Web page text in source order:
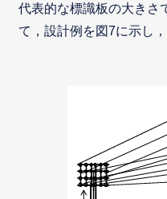
代表的な標識板の大きさ
て，設計例を図7に示し